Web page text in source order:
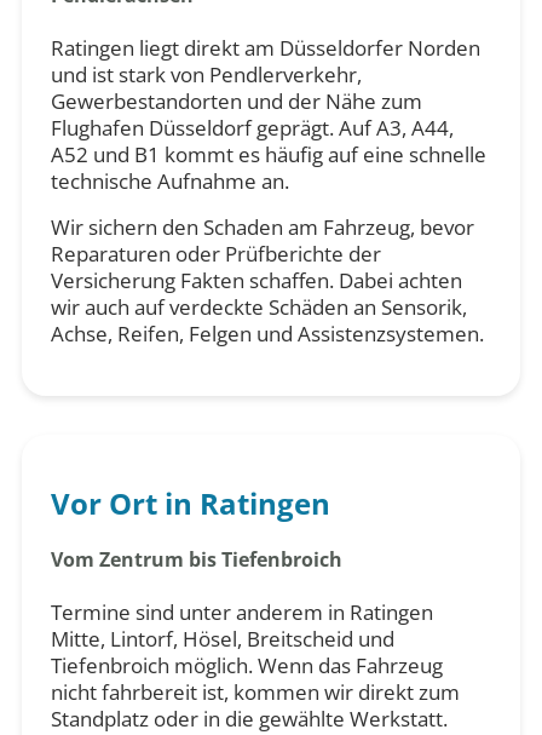
Ratingen liegt direkt am Düsseldorfer Norden
und ist stark von Pendlerverkehr,
Gewerbestandorten und der Nähe zum
Flughafen Düsseldorf geprägt. Auf A3, A44,
A52 und B1 kommt es häufig auf eine schnelle
technische Aufnahme an.
Wir sichern den Schaden am Fahrzeug, bevor
Reparaturen oder Prüfberichte der
Versicherung Fakten schaffen. Dabei achten
wir auch auf verdeckte Schäden an Sensorik,
Achse, Reifen, Felgen und Assistenzsystemen.
Vor Ort in Ratingen
Vom Zentrum bis Tiefenbroich
Termine sind unter anderem in Ratingen
Mitte, Lintorf, Hösel, Breitscheid und
Tiefenbroich möglich. Wenn das Fahrzeug
nicht fahrbereit ist, kommen wir direkt zum
Standplatz oder in die gewählte Werkstatt.